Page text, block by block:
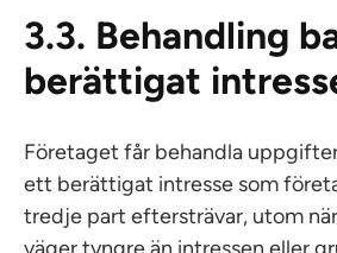
3.3. Behandling
berättigat
Företaget får behandla
ett berättigat intresse som
tredje part eftersträvar, utom